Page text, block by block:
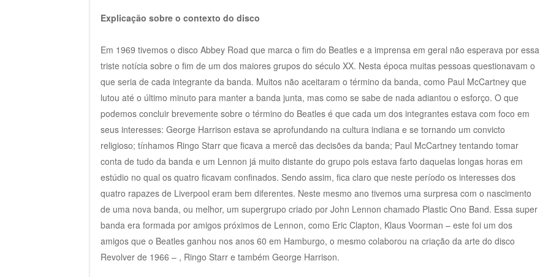
Explicação sobre o contexto do disco
Em 1969 tivemos o disco Abbey Road que marca o fim do Beatles e a imprensa em geral não esperava por essa
triste notícia sobre o fim de um dos maiores grupos do século XX. Nesta época muitas pessoas questionavam o
que seria de cada integrante da banda. Muitos não aceitaram o término da banda, como Paul McCartney que
lutou até o último minuto para manter a banda junta, mas como se sabe de nada adiantou o esforço. O que
podemos concluir brevemente sobre o término do Beatles é que cada um dos integrantes estava com foco em
seus interesses: George Harrison estava se aprofundando na cultura indiana e se tornando um convicto
religioso; tínhamos Ringo Starr que ficava a mercê das decisões da banda; Paul McCartney tentando tomar
conta de tudo da banda e um Lennon já muito distante do grupo pois estava farto daquelas longas horas em
estúdio no qual os quatro ficavam confinados. Sendo assim, fica claro que neste período os interesses dos
quatro rapazes de Liverpool eram bem diferentes. Neste mesmo ano tivemos uma surpresa com o nascimento
de uma nova banda, ou melhor, um supergrupo criado por John Lennon chamado Plastic Ono Band. Essa super
banda era formada por amigos próximos de Lennon, como Eric Clapton, Klaus Voorman – este foi um dos
amigos que o Beatles ganhou nos anos 60 em Hamburgo, o mesmo colaborou na criação da arte do disco
Revolver de 1966 – , Ringo Starr e também George Harrison.